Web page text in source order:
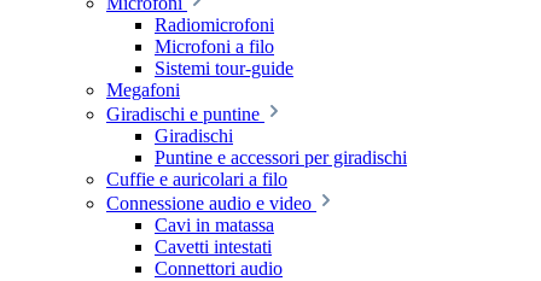
Radiomicrofoni
Microfoni a filo
Sistemi tour-guide
Megafoni
Giradischi e puntine
Giradischi
Puntine e accessori per giradischi
Cuffie e auricolari a filo
Connessione audio e video
Cavi in matassa
Cavetti intestati
Connettori audio